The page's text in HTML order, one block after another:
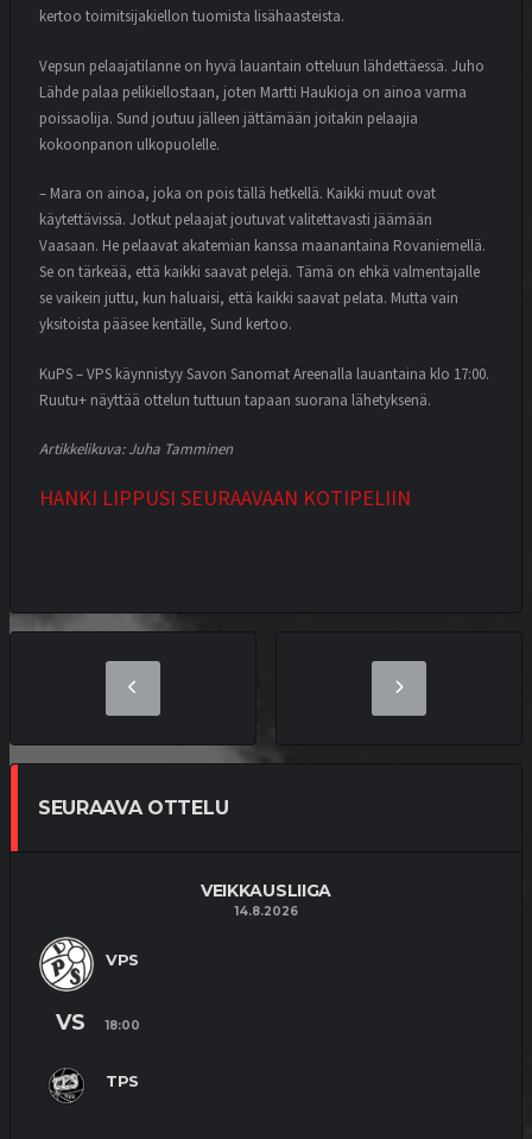
kertoo toimitsijakiellon tuomista lisähaasteista.
Vepsun pelaajatilanne on hyvä lauantain otteluun lähdettäessä. Juho
Lähde palaa pelikiellostaan, joten Martti Haukioja on ainoa varma
poissaolija. Sund joutuu jälleen jättämään joitakin pelaajia
kokoonpanon ulkopuolelle.
– Mara on ainoa, joka on pois tällä hetkellä. Kaikki muut ovat
käytettävissä. Jotkut pelaajat joutuvat valitettavasti jäämään
Vaasaan. He pelaavat akatemian kanssa maanantaina Rovaniemellä.
Se on tärkeää, että kaikki saavat pelejä. Tämä on ehkä valmentajalle
se vaikein juttu, kun haluaisi, että kaikki saavat pelata. Mutta vain
yksitoista pääsee kentälle, Sund kertoo.
KuPS – VPS käynnistyy Savon Sanomat Areenalla lauantaina klo 17:00.
Ruutu+ näyttää ottelun tuttuun tapaan suorana lähetyksenä.
Artikkelikuva: Juha Tamminen
HANKI LIPPUSI SEURAAVAAN KOTIPELIIN
SEURAAVA OTTELU
VEIKKAUSLIIGA
14.8.2026
VPS
TPS
VS 18:00